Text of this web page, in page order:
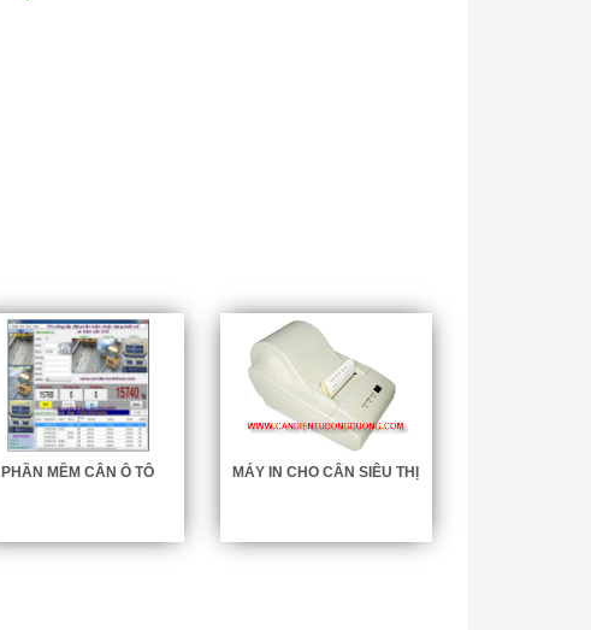
PHẦN MỀM CÂN Ô TÔ MÁY IN CHO CÂN SIÊU THỊ